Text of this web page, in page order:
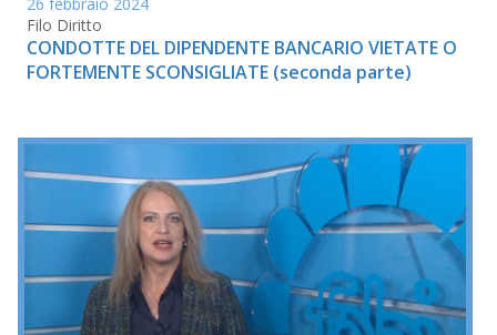
26 febbraio 2024
Filo Diritto
CONDOTTE DEL DIPENDENTE BANCARIO VIETATE O
FORTEMENTE SCONSIGLIATE (seconda parte)